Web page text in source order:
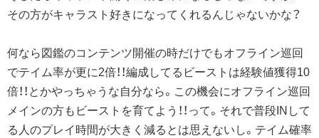
その方がキャラスト好きになってくれるんじゃないかな？
何なら図鑑のコンテンツ開催の時だけでもオフライン巡回
でテイム率が更に2倍！！編成してるビーストは経験値獲得10
倍！！とかやっちゃうな自分なら。この機会にオフライン巡回
メインの方もビーストを育てよう！！って。それで普段INして
る人のプレイ時間が大きく減るとは思えないし。テイム確率